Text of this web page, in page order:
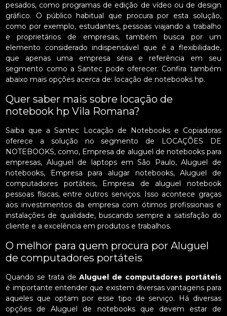
pesados, como programas de edição de vídeo ou de design
gráfico. O público habitual que procura por esta solução,
como por exemplo, estudantes, pessoas viajando a trabalho
e proprietários de empresas, também busca por um
elemento considerado indispensável que é a flexibilidade,
que apenas uma empresa séria e referência em seu
segmento como a Santec pode oferecer. Confira também
abaixo mais opções acerca de: locação de notebooks hp.
Quer saber mais sobre locação de
notebook hp Vila Romana?
Saiba que a Santec Locação de Notebooks e Copiadoras
oferece a solução no segmento de LOCAÇÕES DE
NOTEBOOKS, como, Empresa de aluguel de notebooks para
empresas, Aluguel de laptops em São Paulo, Aluguel de
notebooks, Empresa para alugar notebooks, Aluguel de
computadores portáteis, Empresa de aluguel notebook
pessoas físicas, entre outros serviços. Isso acontece graças
aos investimentos da empresa com ótimos profissionais e
instalações de qualidade, buscando sempre a satisfação do
cliente e a excelência em produtos e trabalhos.
O melhor para quem procura por Aluguel
de computadores portáteis
Quando se trata deAluguel de computadores portáteis
é importante entender que existem diversas vantagens para
aqueles que optam por esse tipo de serviço. Há diversas
opções de Aluguel de notebooks que devem estar de